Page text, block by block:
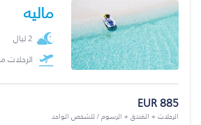
ماليه
2 ليال
الرحلات
EUR 885
الرحلات + الفندق + الرسوم / للشخص الواحد